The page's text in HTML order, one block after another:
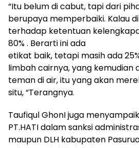
“Itu belum di cabut, tapi dari
berupaya memperbaiki. Kalau
terhadap ketentuan
80% . Berarti ini ada
etikat baik, tetapi masih ada
limbah cairnya, yang kemudian
teman di air, itu yang akan
situ, “Terangnya.
Taufiqul GhonI juga
PT.HATI dalam sanksi
maupun DLH kabupaten